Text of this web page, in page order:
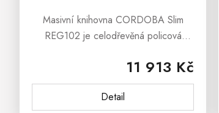
11 913 Kč
Detail
Masivní knihovna CORDOBA Slim
REG102 je celodřevěná policová
úkryt pro Vaše oblíbené knihy či
dekorační předměty.Masivní
knihovna CORDOBA Slim...